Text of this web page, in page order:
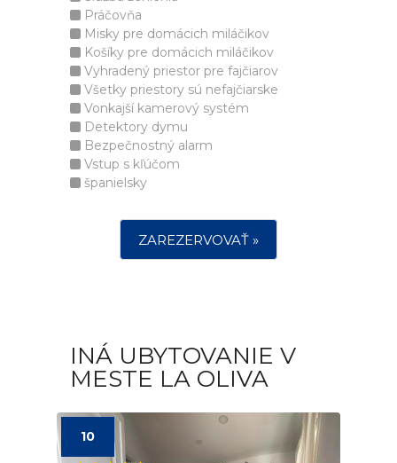
Práčovňa
Misky pre domácich miláčikov
Košíky pre domácich miláčikov
Vyhradený priestor pre fajčiarov
Všetky priestory sú nefajčiarske
Vonkajší kamerový systém
Detektory dymu
Bezpečnostný alarm
Vstup s kľúčom
španielsky
ZAREZERVOVAŤ »
INÁ UBYTOVANIE V
MESTE LA OLIVA
10